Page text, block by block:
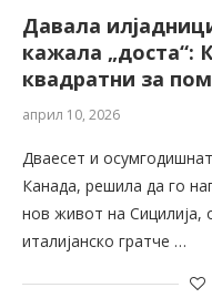
Давала
кажала „доста“:
квадратни за
април 10, 2026
Дваесет и
Канада, решила да го
нов живот на Сицилија,
италијанско гратче …